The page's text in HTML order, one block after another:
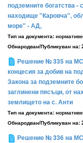
подземните богатства -
находище "Каровча",
море" - АД,
Тип на документа:
Обнародван/Публикуван на:
Решение № 335 на МС
концесия за добив на
Закона за подземните
заглинени пясъци, от
землището на с. Анти
Тип на документа:
Обнародван/Публикуван на:
Решение № 336 на МС